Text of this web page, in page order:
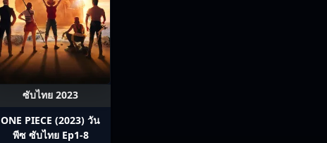
ซับไทย 2023
ONE PIECE (2023) วัน
พีซ ซับไทย Ep1-8